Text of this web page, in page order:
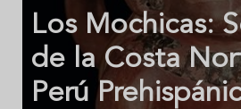
Los Mochicas:
de la Costa
Perú